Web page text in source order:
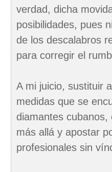
verdad, dicha
posibilidades, pues
de los descalabros
para corregir el
A mi juicio, sustituir
medidas que se
diamantes
más allá y apostar
profesionales sin